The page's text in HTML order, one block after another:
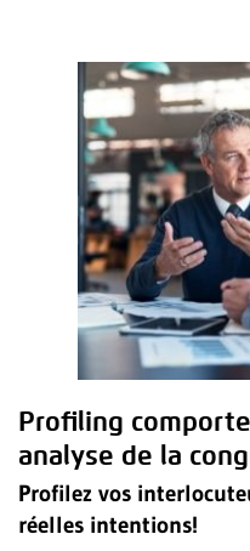
Profiling
analyse de la
Profilez vos
réelles intentions!